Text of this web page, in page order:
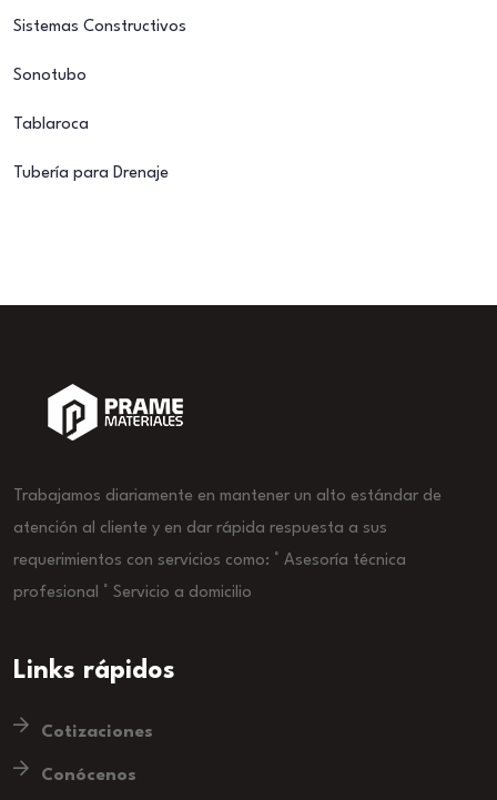
Sistemas Constructivos
Sonotubo
Tablaroca
Tubería para Drenaje
Trabajamos diariamente en mantener un alto estándar de
atención al cliente y en dar rápida respuesta a sus
requerimientos con servicios como: ° Asesoría técnica
profesional ° Servicio a domicilio
Links rápidos
Cotizaciones
Conócenos